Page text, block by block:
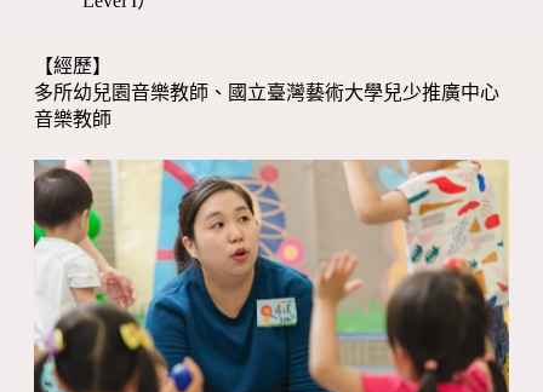
【經歷】
多所幼兒園音樂教師、國立臺灣藝術大學兒少推廣中心
音樂教師